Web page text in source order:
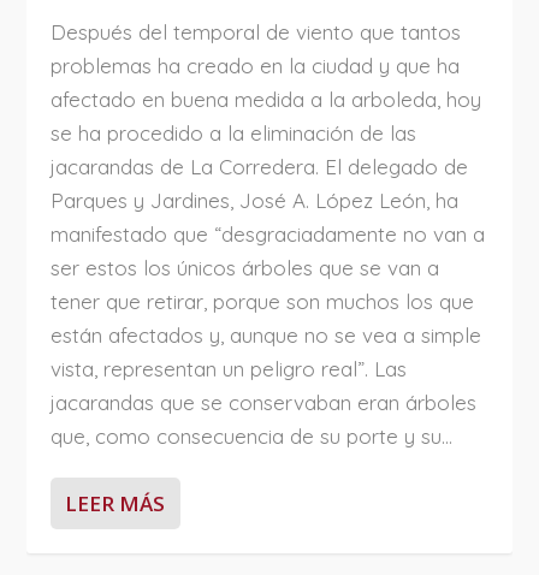
Después del temporal de viento que tantos
problemas ha creado en la ciudad y que ha
afectado en buena medida a la arboleda, hoy
se ha procedido a la eliminación de las
jacarandas de La Corredera. El delegado de
Parques y Jardines, José A. López León, ha
manifestado que “desgraciadamente no van a
ser estos los únicos árboles que se van a
tener que retirar, porque son muchos los que
están afectados y, aunque no se vea a simple
vista, representan un peligro real”. Las
jacarandas que se conservaban eran árboles
que, como consecuencia de su porte y su...
LEER MÁS